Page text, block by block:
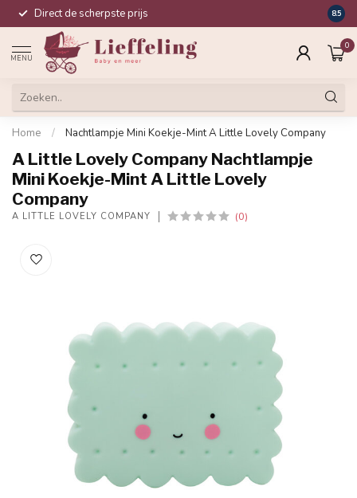
Direct de scherpste prijs 8.5
MENU
0
Home / Nachtlampje Mini Koekje-Mint A Little Lovely Company
A Little Lovely Company Nachtlampje
Mini Koekje-Mint A Little Lovely
Company
A LITTLE LOVELY COMPANY (0)